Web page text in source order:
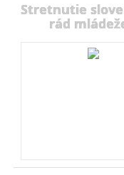
Stretnutie
rád